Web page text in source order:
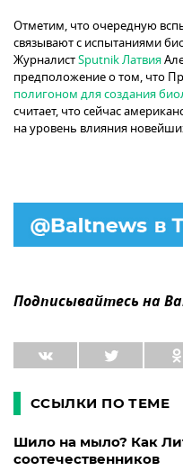
Отметим, что очередную
связывают с испытаниями
ЖурналистSputnik Латвия
предположение о том, что
полигоном для создания
считает, что сейчас
на уровень влияния
Подписывайтесь на
ССЫЛКИ ПО ТЕМЕ
Шило на мыло? Как
соотечественников